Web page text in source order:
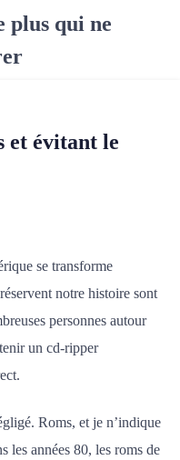
plus qui ne
et évitant le
se transforme
notre histoire sont
personnes autour
un cd-ripper
Roms, et je n’indique
les années 80, les roms de